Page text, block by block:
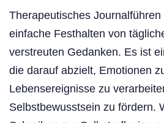
Therapeutisches
einfache Festhalten von
verstreuten Gedanken. Es ist
die darauf abzielt, Emotionen
Lebensereignisse zu
Selbstbewusstsein zu fördern.